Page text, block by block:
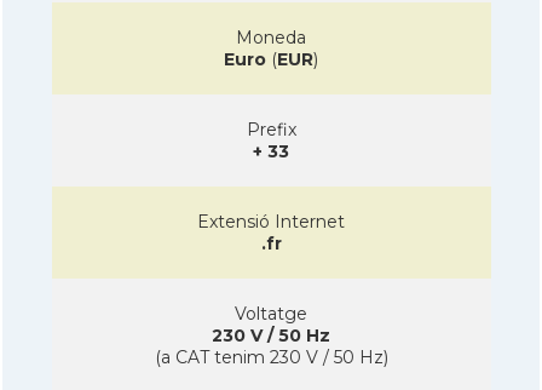
Moneda
Euro (EUR)
Prefix
+ 33
Extensió Internet
.fr
Voltatge
230 V / 50 Hz
(a CAT tenim 230 V / 50 Hz)